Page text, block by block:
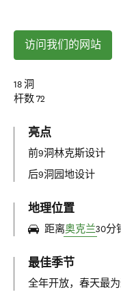
访问我们的网站
18洞
杆数72
亮点
前9洞林克斯设计
后9洞园地设计
地理位置
距离奥克兰30分
最佳季节
全年开放，春天最